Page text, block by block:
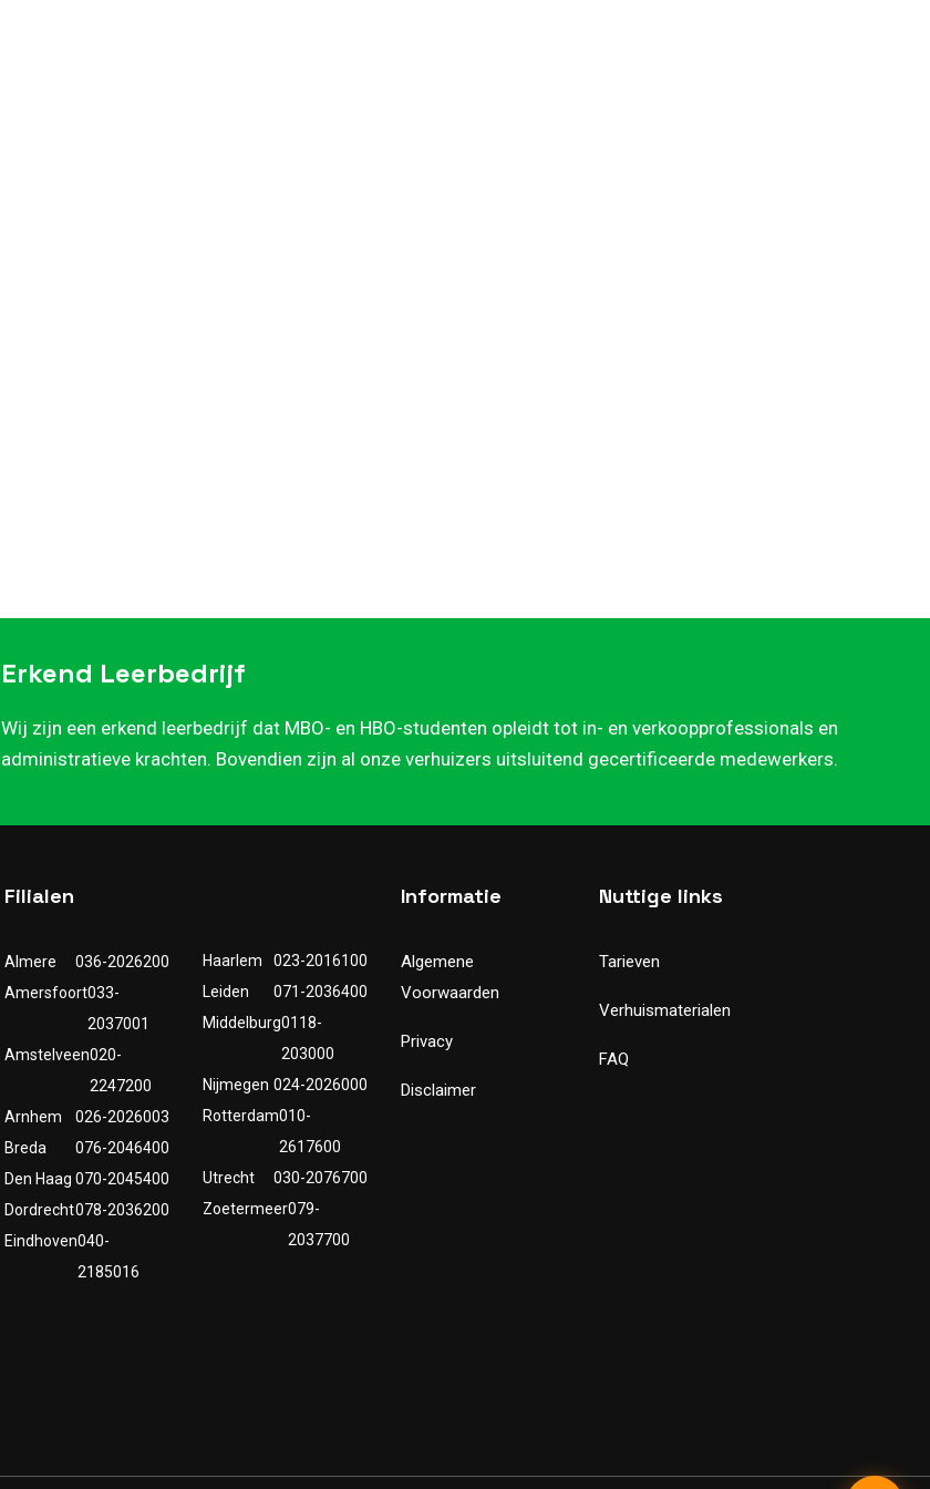
Erkend Leerbedrijf
Wij zijn een erkend leerbedrijf dat MBO- en HBO-studenten opleidt tot in- en verkoopprofessionals en
administratieve krachten. Bovendien zijn al onze verhuizers uitsluitend gecertificeerde medewerkers.
Filialen
Almere
036-2026200
Amersfoort033-
2037001
Amstelveen020-
2247200
Arnhem
026-2026003
Breda
076-2046400
Den Haag 070-2045400
Dordrecht078-2036200
Eindhoven040-
2185016
Haarlem
023-2016100
Leiden
071-2036400
Middelburg0118-
203000
Nijmegen 024-2026000
Rotterdam010-
2617600
Utrecht
030-2076700
Zoetermeer079-
2037700
Informatie
Algemene
Voorwaarden
Privacy
Disclaimer
Nuttige links
Tarieven
Verhuismaterialen
FAQ